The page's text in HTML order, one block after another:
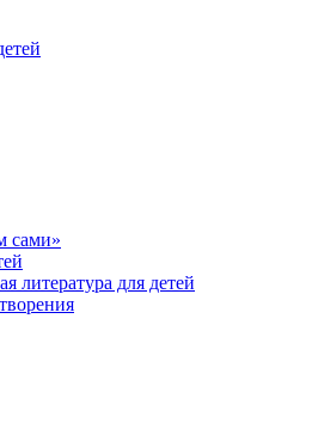
сами»
литература для детей